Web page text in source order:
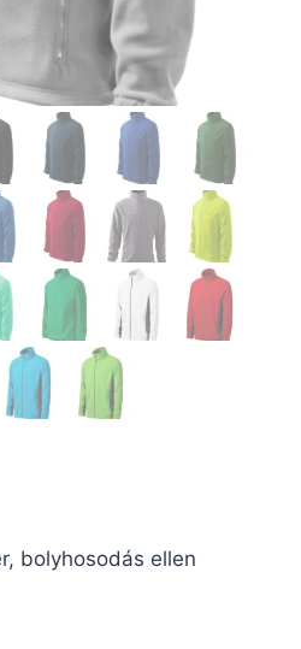
bolyhosodás ellen